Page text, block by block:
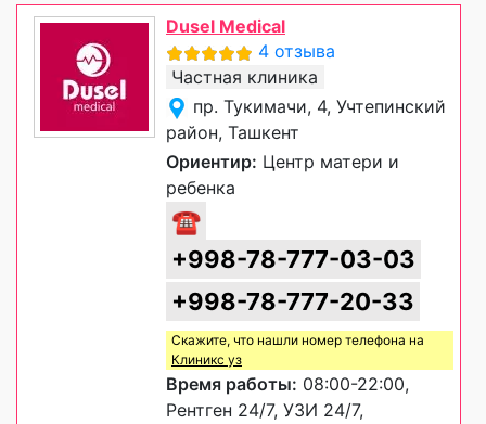
Dusel Medical
4 отзыва
Частная клиника
пр. Тукимачи, 4, Учтепинский
район, Ташкент
Ориентир: Центр матери и
ребенка
☎
+998-78-777-03-03
+998-78-777-20-33
Скажите, что нашли номер телефона на
Клиникс уз
Время работы: 08:00-22:00,
Рентген 24/7, УЗИ 24/7,